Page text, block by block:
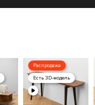
Распродажа
Есть 3D-модель